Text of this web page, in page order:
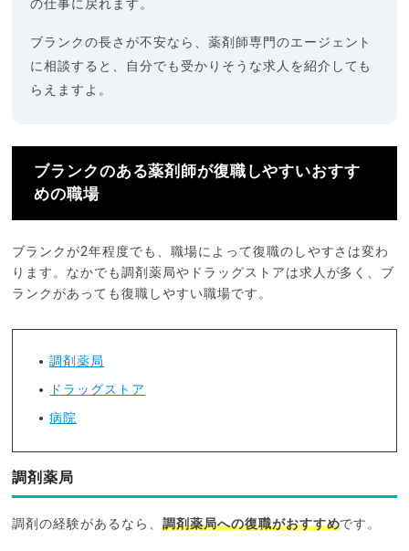
の仕事に戻れます。
ブランクの長さが不安なら、薬剤師専門のエージェント
に相談すると、自分でも受かりそうな求人を紹介しても
らえますよ。
ブランクのある薬剤師が復職しやすいおすす
めの職場
ブランクが2年程度でも、職場によって復職のしやすさは変わ
ります。なかでも調剤薬局やドラッグストアは求人が多く、ブ
ランクがあっても復職しやすい職場です。
調剤薬局
ドラッグストア
病院
調剤薬局
調剤の経験があるなら、 調剤薬局への復職がおすすめです。